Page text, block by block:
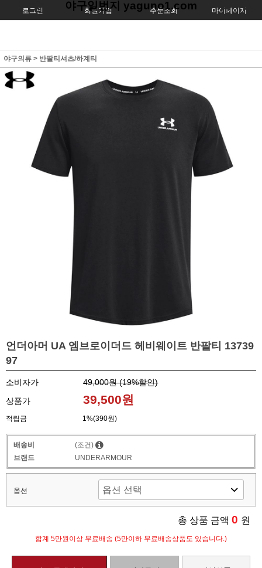
로그인 회원가입 주문조회 마이페이지
야구일번지 yaguno1.com
야구의류 > 반팔티셔츠/하계티
언더아머 UA 엠브로이더드 헤비웨이트 반팔티 13739
97
소비자가 49,000원 (19%할인)
상품가
39,500원
적립금 1%(390원)
배송비
(조건)
브랜드
UNDERARMOUR
옵션
총 상품 금액 0 원
합계 5만원이상 무료배송 (5만이하 무료배송상품도 있습니다.)